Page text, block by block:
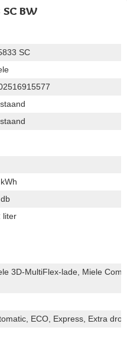
BW
SC
liter
3D-MultiFlex-lade, Miele
ECO, Express, Extra